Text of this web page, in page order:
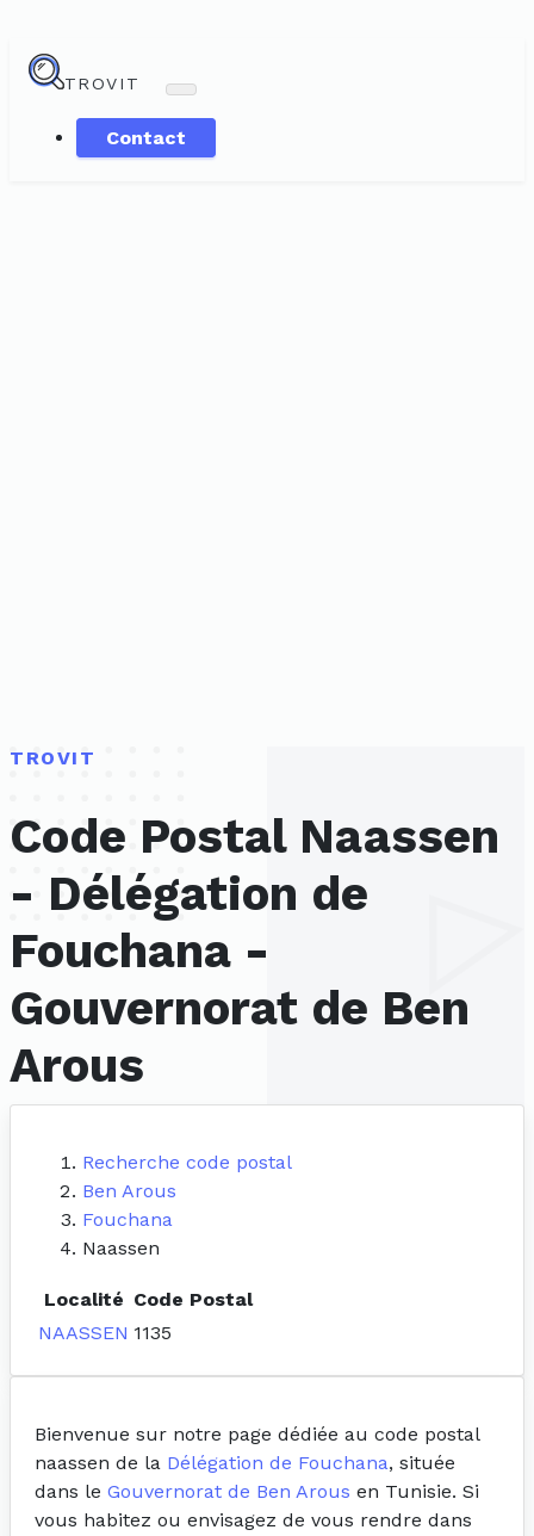
TROVIT
Contact
TROVIT
Code Postal Naassen
- Délégation de
Fouchana -
Gouvernorat de Ben
Arous
Recherche code postal
Ben Arous
Fouchana
Naassen
Localité Code Postal
NAASSEN 1135
Bienvenue sur notre page dédiée au code postal
naassen de la Délégation de Fouchana, située
dans le Gouvernorat de Ben Arous en Tunisie. Si
vous habitez ou envisagez de vous rendre dans